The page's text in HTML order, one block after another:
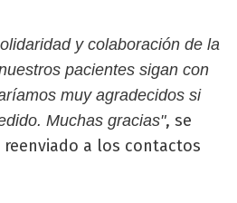
y colaboración de la
pacientes sigan con
muy agradecidos si
Muchas gracias", se
a los contactos